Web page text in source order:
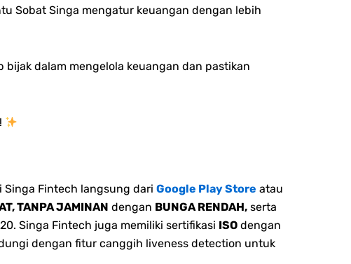
Sobat Singa mengatur keuangan dengan lebih
dalam mengelola keuangan dan pastikan
Singa Fintech langsung dari Google Play Store atau
TANPA JAMINAN dengan BUNGA RENDAH, serta
Singa Fintech juga memiliki sertifikasi ISO dengan
dengan fitur canggih liveness detection untuk